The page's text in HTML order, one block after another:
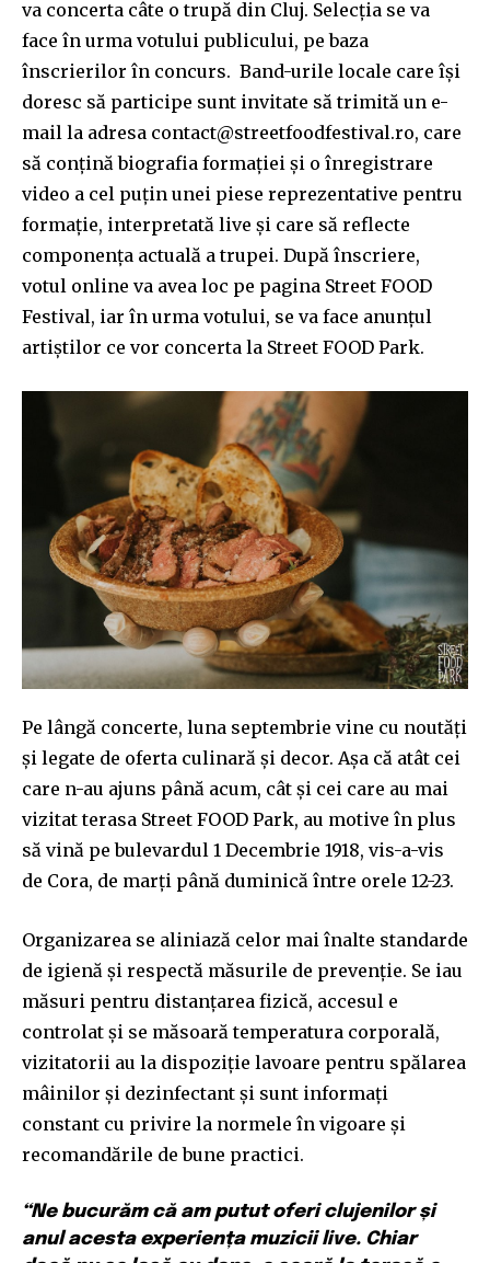
Join our community of
SUBSCRIBERS and be part of the
conversation.
To subscribe, simply enter your email address on our website
or click the subscribe button below. Don't worry, we respect
your privacy and won't spam your inbox. Your information is
safe with us.
SUBSCRIBE
I've read and accept thePrivacy Policy.
32,111
Cititori
32,214
Cititori
11,243
Cititori
va concerta câte o trupă din Cluj. Selecția se va
face în urma votului publicului, pe baza
înscrierilor în concurs. Band-urile locale care își
doresc să participe sunt invitate să trimită un e-
mail la adresa contact@streetfoodfestival.ro, care
să conțină biografia formației și o înregistrare
video a cel puțin unei piese reprezentative pentru
formație, interpretată live și care să reflecte
componența actuală a trupei. După înscriere,
votul online va avea loc pe pagina Street FOOD
Festival, iar în urma votului, se va face anunțul
artiștilor ce vor concerta la Street FOOD Park.
Pe lângă concerte, luna septembrie vine cu noutăți
și legate de oferta culinară și decor. Așa că atât cei
care n-au ajuns până acum, cât și cei care au mai
vizitat terasa Street FOOD Park, au motive în plus
să vină pe bulevardul 1 Decembrie 1918, vis-a-vis
de Cora, de marți până duminică între orele 12-23.
Organizarea se aliniază celor mai înalte standarde
de igienă și respectă măsurile de prevenție. Se iau
măsuri pentru distanțarea fizică, accesul e
controlat și se măsoară temperatura corporală,
vizitatorii au la dispoziție lavoare pentru spălarea
mâinilor și dezinfectant și sunt informați
constant cu privire la normele în vigoare și
recomandările de bune practici.
“Ne bucurăm că am putut oferi clujenilor și
anul acesta experiența muzicii live. Chiar